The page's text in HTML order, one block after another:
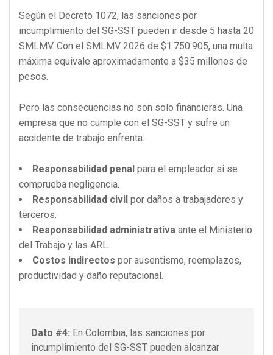
Según el Decreto 1072, las sanciones por
incumplimiento del SG-SST pueden ir desde 5 hasta 20
SMLMV. Con el SMLMV 2026 de $1.750.905, una multa
máxima equivale aproximadamente a $35 millones de
pesos.
Pero las consecuencias no son solo financieras. Una
empresa que no cumple con el SG-SST y sufre un
accidente de trabajo enfrenta:
Responsabilidad penal para el empleador si se
comprueba negligencia.
Responsabilidad civil por daños a trabajadores y
terceros.
Responsabilidad administrativa ante el Ministerio
del Trabajo y las ARL.
Costos indirectos por ausentismo, reemplazos,
productividad y daño reputacional.
Dato #4: En Colombia, las sanciones por
incumplimiento del SG-SST pueden alcanzar